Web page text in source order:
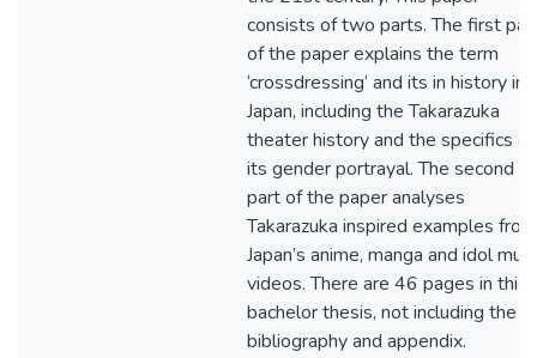
consists of two parts. The first
of the paper explains the term
‘crossdressing’ and its in history in
Japan, including the Takarazuka
theater history and the specifics of
its gender portrayal. The second
part of the paper analyses
Takarazuka inspired examples from
Japan’s anime, manga and idol
videos. There are 46 pages in this
bachelor thesis, not including the
bibliography and appendix.